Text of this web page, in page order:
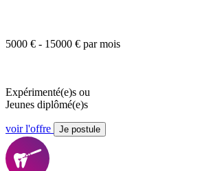
5000 € - 15000 € par mois
Expérimenté(e)s ou
Jeunes diplômé(e)s
voir l'offre Je postule